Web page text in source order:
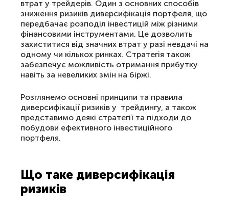
втрат у трейдерів. Один з основних способів
зниження ризиків диверсифікація портфеля, що
передбачає розподіл інвестицій між різними
фінансовими інструментами. Це дозволить
захиститися від значних втрат у разі невдачі на
одному чи кількох ринках. Стратегія також
забезпечує можливість отримання прибутку
навіть за невеликих змін на біржі.
Розглянемо основні принципи та правила
диверсифікації ризиків у трейдингу, а також
представимо деякі стратегії та підходи до
побудови ефективного інвестиційного
портфеля.
Що таке диверсифікація
ризиків